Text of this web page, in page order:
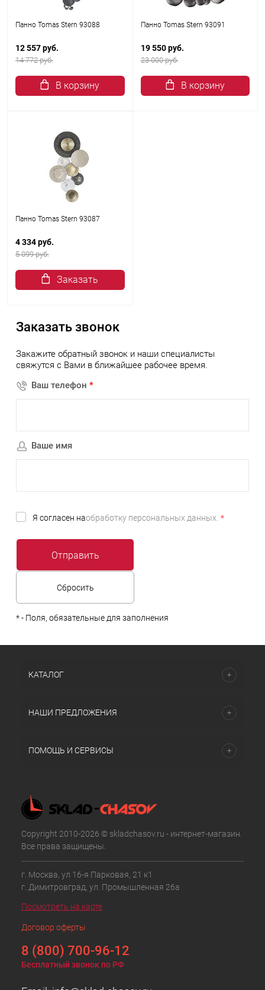
Панно Tomas Stern 93088
12 557 руб.
14 772 руб.
В корзину
Панно Tomas Stern 93091
19 550 руб.
23 000 руб.
В корзину
Панно Tomas Stern 93087
4 334 руб.
5 099 руб.
Заказать
Заказать звонок
Закажите обратный звонок и наши специалисты
свяжутся с Вами в ближайшее рабочее время.
Ваш телефон *
Ваше имя
Я согласен наобработку персональных данных. *
*- Поля, обязательные для заполнения
КАТАЛОГ
НАШИ ПРЕДЛОЖЕНИЯ
ПОМОЩЬ И СЕРВИСЫ
Copyright 2010-2026 © skladchasov.ru - интернет-магазин.
Все права защищены.
г. Москва, ул 16-я Парковая, 21 к1
г. Димитровград, ул. Промышленная 26а
Посмотреть на карте
Договор оферты
8 (800) 700-96-12
Бесплатный звонок по РФ